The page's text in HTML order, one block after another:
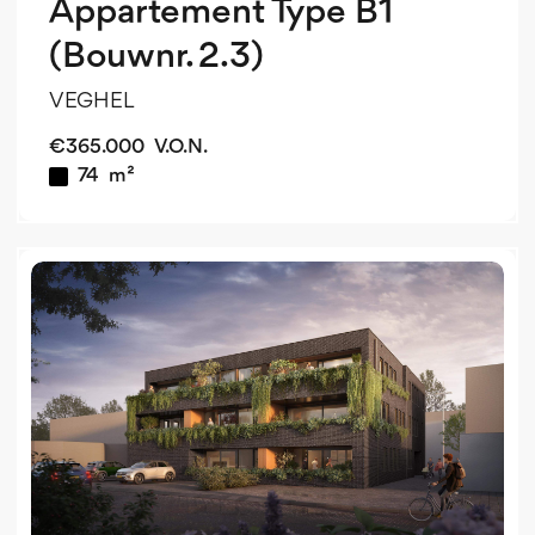
Appartement Type B1
(Bouwnr. 2.3)
VEGHEL
€365.000 V.O.N.
74 m²